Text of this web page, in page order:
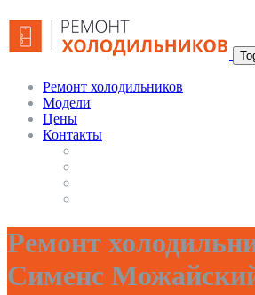
Ремонт холодильников
Модели
Цены
Контакты
Ремонт
Сименс